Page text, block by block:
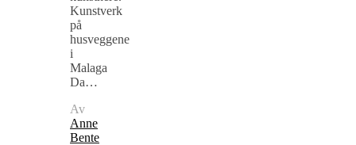
Kunstverk
på
husveggene
i
Malaga
Da…
Av
Anne
Bente